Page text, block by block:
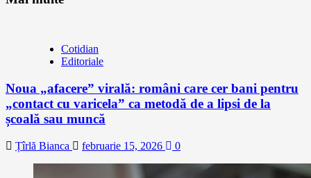
Cotidian
Editoriale
Noua „afacere” virală: români care cer bani pentru
„contact cu varicela” ca metodă de a lipsi de la
școală sau muncă
Țîrlă Bianca februarie 15, 2026 0